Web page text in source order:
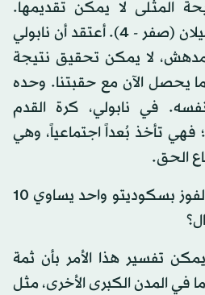
المثلى لا يمكن تقديمها.
باستثناء الخسارة أمام ميلان (صفر - 4). أعتقد أن نابولي
لا يمكن تحقيق نتيجة
يحصل الآن مع حقبتنا. وحده
في نابولي، كرة القدم
فهي تأخذ بُعداً اجتماعياً، وهي
الحق.
* كان مارادونا يقول إن الفوز بسكوديتو واحد يساوي 10
تفسير هذا الأمر بأن ثمة
في المدن الكبرى الأخرى، مثل